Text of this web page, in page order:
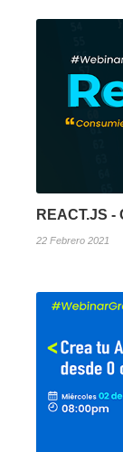
REACT.JS
22 Febrero 2021